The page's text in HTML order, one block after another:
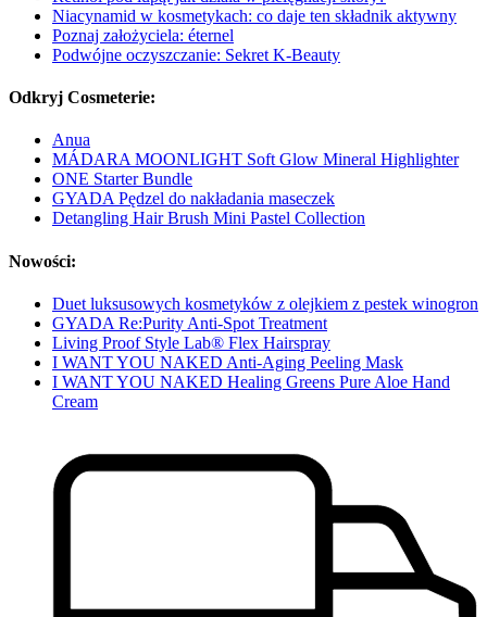
Niacynamid w kosmetykach: co daje ten składnik aktywny
Poznaj założyciela: éternel
Podwójne oczyszczanie: Sekret K-Beauty
Odkryj Cosmeterie:
Anua
MÁDARA MOONLIGHT Soft Glow Mineral Highlighter
ONE Starter Bundle
GYADA Pędzel do nakładania maseczek
Detangling Hair Brush Mini Pastel Collection
Nowości:
Duet luksusowych kosmetyków z olejkiem z pestek winogron
GYADA Re:Purity Anti-Spot Treatment
Living Proof Style Lab® Flex Hairspray
I WANT YOU NAKED Anti-Aging Peeling Mask
I WANT YOU NAKED Healing Greens Pure Aloe Hand
Cream